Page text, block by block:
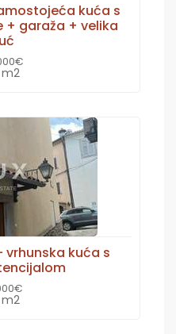
kuća s
+ garaža + velika
vrhunska kuća s